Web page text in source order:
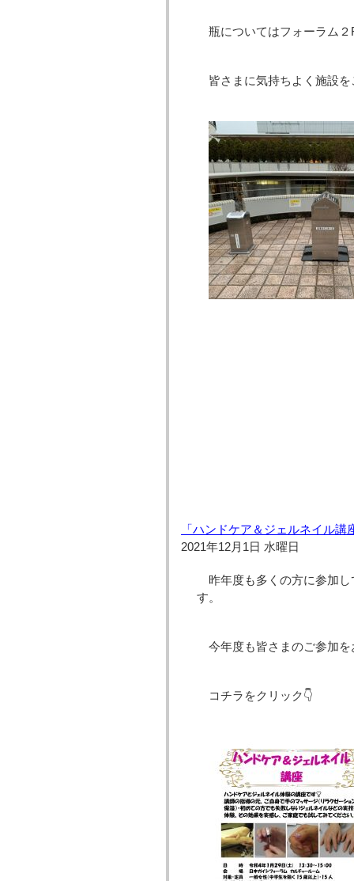
瓶についてはフォーラム
皆さまに気持ちよく施設
「ハンドケア＆ジェルネイル講
2021年12月1日 水曜日
昨年度も多くの方に参加
す。
今年度も皆さまのご参加
コチラをクリック👇